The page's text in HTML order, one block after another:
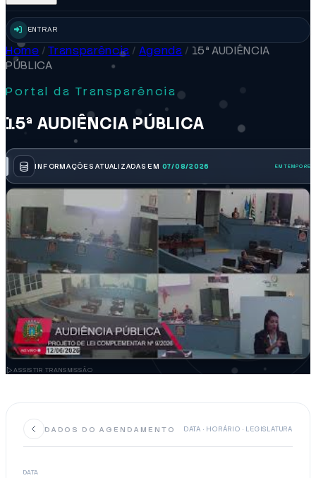
ENTRAR
Home / Transparência / Agenda / 15ª AUDIÊNCIA
PÚBLICA
Portal da Transparência
15ª AUDIÊNCIA PÚBLICA
INFORMAÇÕES ATUALIZADAS EM 07/08/2026
ASSISTIR TRANSMISSÃO
DADOS DO AGENDAMENTO DATA · HORÁRIO · LEGISLATURA
DATA